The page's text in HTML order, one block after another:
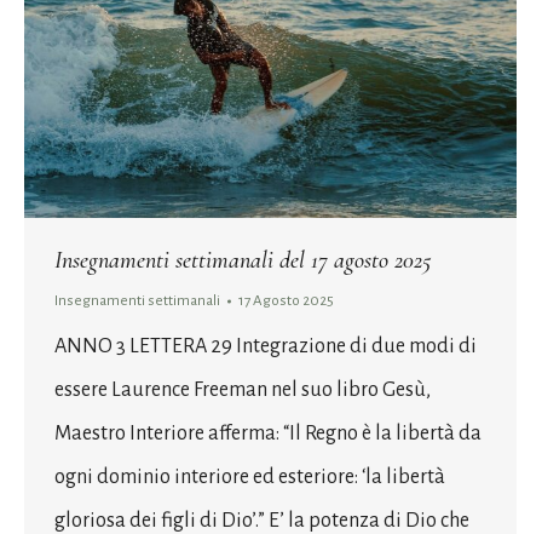
Insegnamenti settimanali del 17 agosto 2025
Insegnamenti settimanali 17 Agosto 2025
ANNO 3 LETTERA 29 Integrazione di due modi di
essere Laurence Freeman nel suo libro Gesù,
Maestro Interiore afferma: “Il Regno è la libertà da
ogni dominio interiore ed esteriore: ‘la libertà
gloriosa dei figli di Dio’.” E’ la potenza di Dio che